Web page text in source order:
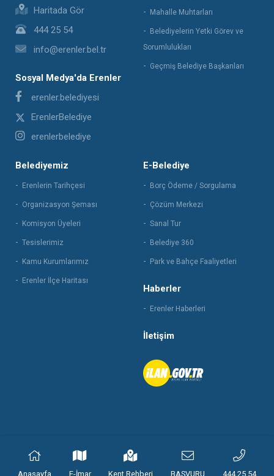
Anasayfa E-İmar Kent Rehberi BASVURU 444 25 54
Haritada Gör
444 25 54
info@erenler.bel.tr
Sosyal Medya'da Erenler
erenler.belediyesi
ErenlerBelediye
erenlerbelediye
Mahalle Muhtarları
Belediyelerin Yetki Görev ve
Sorumlulukları
Geçmiş Belediye Başkanları
Belediyemiz
Erenlerin Tarihçesi
Organizasyon Şeması
Komisyon Üyeleri
Tesislerimiz
Kamu Kurumlarımız
Erenler İlçe Haritası
E-Belediye
Borç Ödeme / Sorgulama
Çözüm Merkezi
Sanal Tur
Belediye 360
Park ve Bahçe Faaliyetleri
Haberler
Erenler Haberleri
İletişim